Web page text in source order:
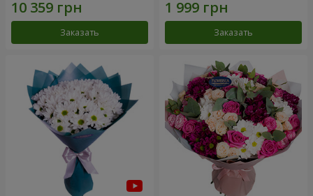
Заказать Заказать